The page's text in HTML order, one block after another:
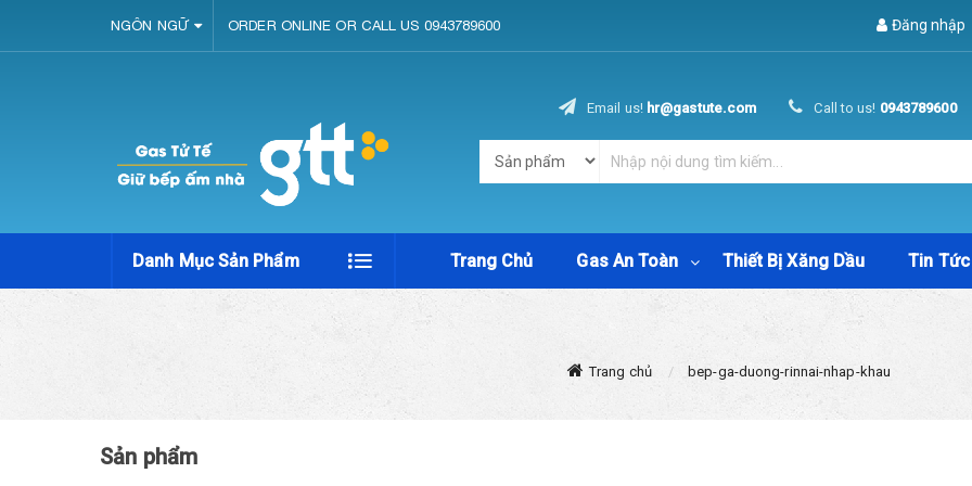
NGÔN NGỮ ORDER ONLINE OR CALL US 0943789600 Đăng nhập
Email us! hr@gastute.com Call to us! 0943789600
Danh Mục Sản Phẩm Trang Chủ Gas An Toàn Thiết Bị Xăng Dầu Tin Tức
Trang chủ bep-ga-duong-rinnai-nhap-khau
Sản phẩm